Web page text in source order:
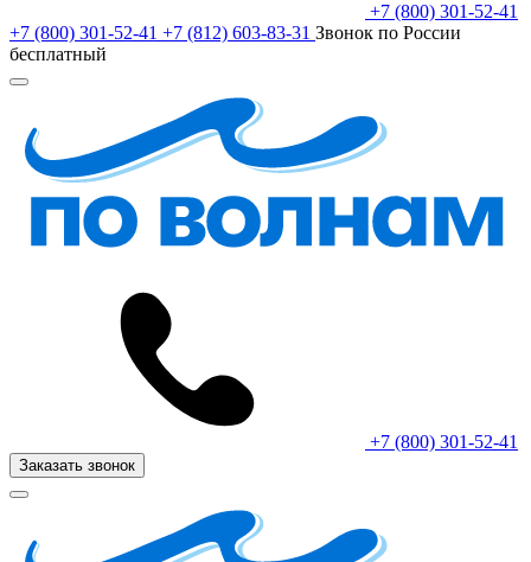
+7 (800) 301-52-41
+7 (800) 301-52-41 +7 (812) 603-83-31 Звонок по России
бесплатный
+7 (800) 301-52-41
Заказать звонок